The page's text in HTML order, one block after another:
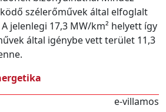
szélerőművek által elfoglalt
jelenlegi 17,3 MW/km² helyett így
által igénybe vett terület 11,3
e-villamos